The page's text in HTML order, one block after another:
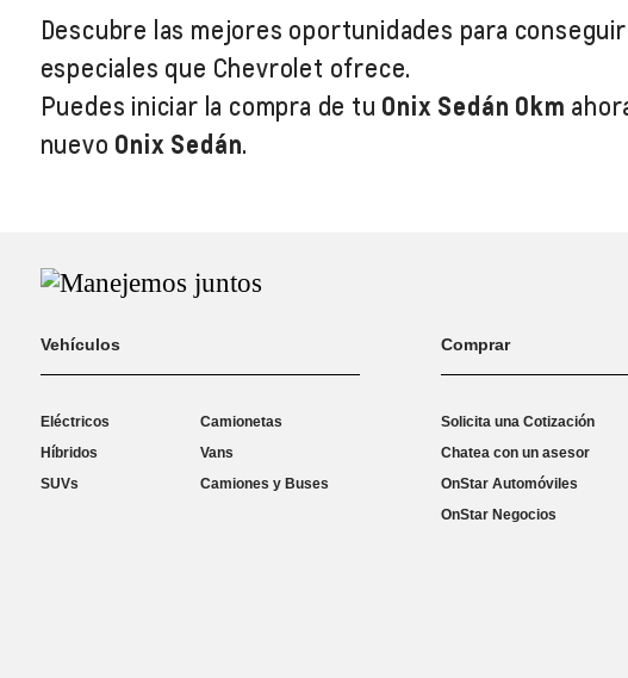
Descubre las mejores oportunidades para
especiales que Chevrolet ofrece.
Puedes iniciar la compra de tu Onix Sedán 0km
nuevo Onix Sedán.